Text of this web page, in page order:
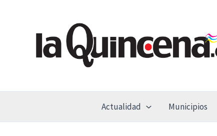
contenido
Actualidad Municipios